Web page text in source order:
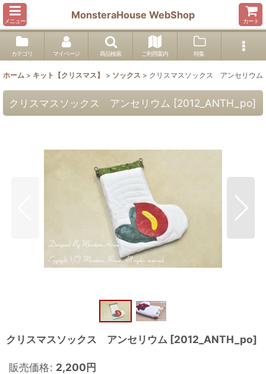
メニュー
MonsteraHouse WebShop
カート
カテゴリ マイページ 商品検索 ご利用案内 特集
ホーム > キット【クリスマス】 > ソックス > クリスマスソックス アンセリウム
クリスマスソックス アンセリウム [2012_ANTH_po]
クリスマスソックス アンセリウム [2012_ANTH_po]
販売価格: 2,200円